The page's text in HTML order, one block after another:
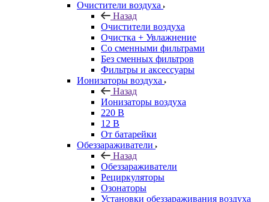
Очистители воздуха
Назад
Очистители воздуха
Очистка + Увлажнение
Cо сменными фильтрами
Без сменных фильтров
Фильтры и аксессуары
Ионизаторы воздуха
Назад
Ионизаторы воздуха
220 В
12 В
От батарейки
Обеззараживатели
Назад
Обеззараживатели
Рециркуляторы
Озонаторы
Установки обеззараживания воздуха